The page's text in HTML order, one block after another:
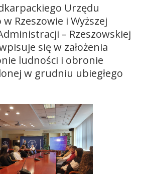
Urzędu
Rzeszowie i Wyższej
– Rzeszowskiej
się w założenia
ludności i obronie
w grudniu ubiegłego